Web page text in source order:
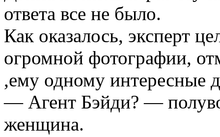
ответа все не было.
Как оказалось, эксперт
огромной фотографии,
,ему одному интересные
— Агент Бэйди? —
женщина.